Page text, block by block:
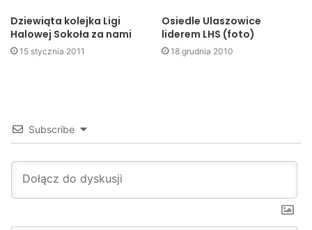
Karczma u Edwarda – Lider Jaslo4u 2-1(pierwszy mecz:
3-3)
Dziewiąta kolejka Ligi
Halowej Sokoła za nami
15 stycznia 2011
Osiedle Ulaszowice
liderem LHS (foto)
18 grudnia 2010
Subscribe